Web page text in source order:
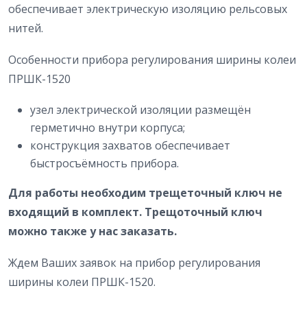
обеспечивает электрическую изоляцию рельсовых
нитей.
Особенности прибора регулирования ширины колеи
ПРШК-1520
узел электрической изоляции размещён
герметично внутри корпуса;
конструкция захватов обеспечивает
быстросъёмность прибора.
Для работы необходим трещеточный ключ не
входящий в комплект. Трещоточный ключ
можно также у нас заказать.
Ждем Ваших заявок на прибор регулирования
ширины колеи ПРШК-1520.